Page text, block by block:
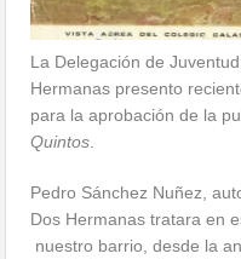
La Delegación de
Hermanas presento
para la aprobación de la
Quintos
Pedro Sánchez Nuñez,
Dos Hermanas tratara en
nuestro barrio, desde la